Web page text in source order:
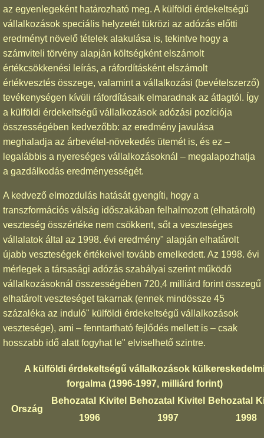
az egyenlegeként határozható meg. A külföldi érdekeltségű
vállalkozások speciális helyzetét tükrözi az adózás előtti
eredményt növelő tételek alakulása is, tekintve hogy a
számviteli törvény alapján költségként elszámolt
értékcsökkenési leírás, a ráfordításként elszámolt
értékvesztés összege, valamint a vállalkozási (bevételszerző)
tevékenységen kívüli ráfordításaik elmaradnak az átlagtól. Így
a külföldi érdekeltségű vállalkozások adózási pozíciója
összességében kedvezőbb: az eredmény javulása
meghaladja az árbevétel-növekedés ütemét is, és ez –
legalábbis a nyereséges vállalkozásoknál – megalapozhatja
a gazdálkodás eredményességét.
A kedvező elmozdulás hatását gyengíti, hogy a
transzformációs válság időszakában felhalmozott (elhatárolt)
veszteség összértéke nem csökkent, sőt a veszteséges
vállalatok által az 1998. évi eredmény" alapján elhatárolt
újabb veszteségek értékeivel tovább emelkedett. Az 1998. évi
mérlegek a társasági adózás szabályai szerint működő
vállalkozásoknál összességében 720,4 milliárd forint összegű
elhatárolt veszteséget takarnak (ennek mindössze 45
százaléka az induló" külföldi érdekeltségű vállalkozások
vesztesége), ami – fenntartható fejlődés mellett is – csak
hosszabb idő alatt fogyhat le" elviselhető szintre.
A külföldi érdekeltségű vállalkozások
forgalma (1996-1997, milliárd forint)
Ország
Behozatal Kivitel Behozatal Kivitel Behozatal
1996
1997 1998